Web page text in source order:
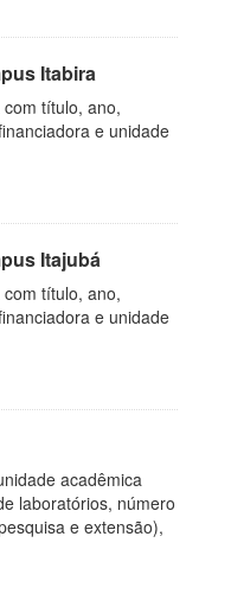
Itabira
título, ano,
e unidade
Itajubá
título, ano,
e unidade
acadêmica
laboratórios, número
e extensão),